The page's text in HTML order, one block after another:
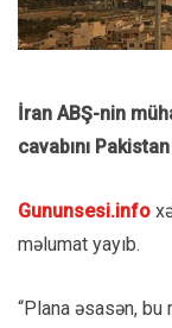
İran ABŞ-nin
cavabını
Gununsesi.info
məlumat yayıb.
“Plana əsasən, bu